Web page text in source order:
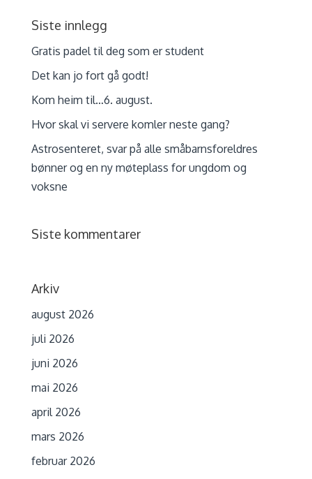
Siste innlegg
Gratis padel til deg som er student
Det kan jo fort gå godt!
Kom heim til…6. august.
Hvor skal vi servere komler neste gang?
Astrosenteret, svar på alle småbarnsforeldres
bønner og en ny møteplass for ungdom og
voksne
Siste kommentarer
Arkiv
august 2026
juli 2026
juni 2026
mai 2026
april 2026
mars 2026
februar 2026